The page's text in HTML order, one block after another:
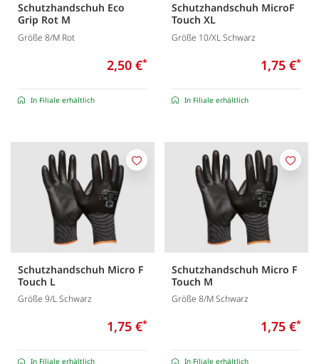
Schutzhandschuh Eco
Grip Rot M
Größe 8/M Rot
2,50 €*
In Filiale erhältlich
Schutzhandschuh MicroF
Touch XL
Größe 10/XL Schwarz
1,75 €*
In Filiale erhältlich
Schutzhandschuh Micro F
Touch L
Größe 9/L Schwarz
1,75 €*
In Filiale erhältlich
Merken
Schutzhandschuh Micro F
Touch M
Größe 8/M Schwarz
1,75 €*
In Filiale erhältlich